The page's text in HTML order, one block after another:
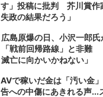
す」投稿に批判 芥川賞作
失政の結果だろう」
広島原爆の日、小沢一郎
「戦前回帰路線」と非難
滅亡に向かいかねない」
AVで稼いだ金は「汚い金
告への中傷にあきれる声...